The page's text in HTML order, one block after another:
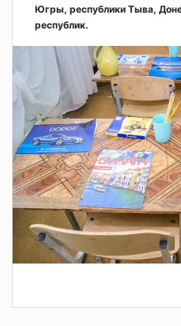
Югры, республики Тыва,
республик.